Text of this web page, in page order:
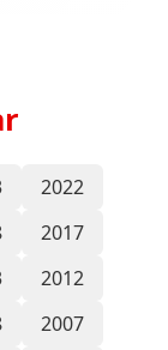
2022
2017
2012
2007